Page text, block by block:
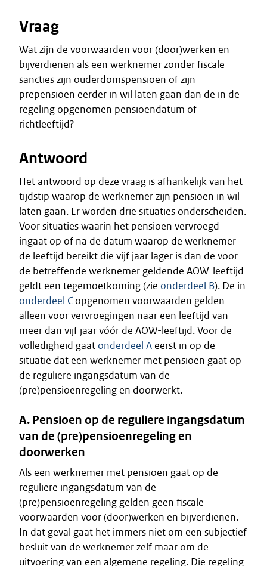
Vraag
Wat zijn de voorwaarden voor (door)werken en
bijverdienen als een werknemer zonder fiscale
sancties zijn ouderdomspensioen of zijn
prepensioen eerder in wil laten gaan dan de in de
regeling opgenomen pensioendatum of
richtleeftijd?
Antwoord
Het antwoord op deze vraag is afhankelijk van het
tijdstip waarop de werknemer zijn pensioen in wil
laten gaan. Er worden drie situaties onderscheiden.
Voor situaties waarin het pensioen vervroegd
ingaat op of na de datum waarop de werknemer
de leeftijd bereikt die vijf jaar lager is dan de voor
de betreffende werknemer geldende AOW-leeftijd
geldt een tegemoetkoming (zie onderdeel B). De in
onderdeel C opgenomen voorwaarden gelden
alleen voor vervroegingen naar een leeftijd van
meer dan vijf jaar vóór de AOW-leeftijd. Voor de
volledigheid gaat onderdeel A eerst in op de
situatie dat een werknemer met pensioen gaat op
de reguliere ingangsdatum van de
(pre)pensioenregeling en doorwerkt.
A. Pensioen op de reguliere ingangsdatum
van de (pre)pensioenregeling en
doorwerken
Als een werknemer met pensioen gaat op de
reguliere ingangsdatum van de
(pre)pensioenregeling gelden geen fiscale
voorwaarden voor (door)werken en bijverdienen.
In dat geval gaat het immers niet om een subjectief
besluit van de werknemer zelf maar om de
uitvoering van een algemene regeling. Die regeling